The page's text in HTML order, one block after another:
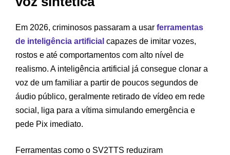
Em 2026, criminosos passaram a usar ferramentas
de inteligência artificial capazes de imitar vozes,
rostos e até comportamentos com alto nível de
realismo. A inteligência artificial já consegue clonar a
voz de um familiar a partir de poucos segundos de
áudio público, geralmente retirado de vídeo em rede
social, liga para a vítima simulando emergência e
pede Pix imediato.
Ferramentas como o SV2TTS reduziram